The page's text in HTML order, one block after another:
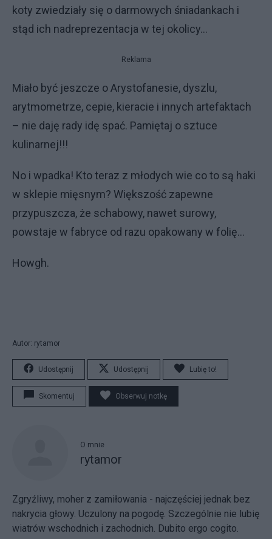
koty zwiedziały się o darmowych śniadankach i
stąd ich nadreprezentacja w tej okolicy...
Reklama
Miało być jeszcze o Arystofanesie, dyszlu,
arytmometrze, cepie, kieracie i innych artefaktach
– nie daję rady idę spać. Pamiętaj o sztuce
kulinarnej!!!
No i wpadka! Kto teraz z młodych wie co to są haki
w sklepie mięsnym? Większość zapewne
przypuszcza, że schabowy, nawet surowy,
powstaje w fabryce od razu opakowany w folię...
Howgh.
Autor: rytamor
Udostępnij Udostępnij Lubię to!
Skomentuj Obserwuj notkę
O mnie
rytamor
Zgryźliwy, moher z zamiłowania - najczęściej jednak bez
nakrycia głowy. Uczulony na pogodę. Szczególnie nie lubię
wiatrów wschodnich i zachodnich. Dubito ergo cogito.